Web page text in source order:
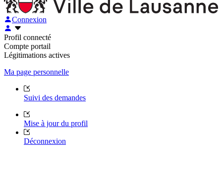
Connexion
Profil connecté
Compte portail
Légitimations actives
Ma page personnelle
Suivi des demandes
Mise à jour du profil
Déconnexion